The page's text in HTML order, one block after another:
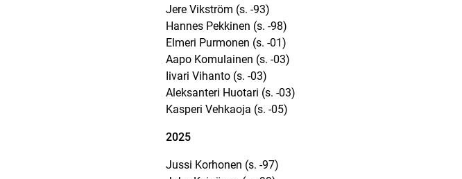
Jere Vikström (s. -93)
Hannes Pekkinen (s. -98)
Elmeri Purmonen (s. -01)
Aapo Komulainen (s. -03)
Iivari Vihanto (s. -03)
Aleksanteri Huotari (s. -03)
Kasperi Vehkaoja (s. -05)
2025
Jussi Korhonen (s. -97)